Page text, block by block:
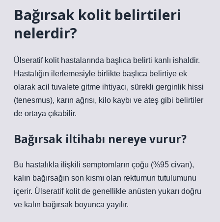
Bağırsak kolit belirtileri
nelerdir?
Ülseratif kolit hastalarında başlıca belirti kanlı ishaldir.
Hastalığın ilerlemesiyle birlikte başlıca belirtiye ek
olarak acil tuvalete gitme ihtiyacı, sürekli gerginlik hissi
(tenesmus), karın ağrısı, kilo kaybı ve ateş gibi belirtiler
de ortaya çıkabilir.
Bağırsak iltihabı nereye vurur?
Bu hastalıkla ilişkili semptomların çoğu (%95 civarı),
kalın bağırsağın son kısmı olan rektumun tutulumunu
içerir. Ülseratif kolit de genellikle anüsten yukarı doğru
ve kalın bağırsak boyunca yayılır.